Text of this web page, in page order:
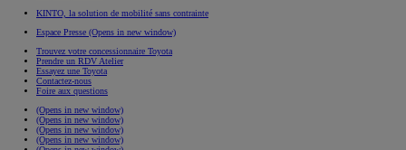
KINTO, la solution de mobilité sans contrainte
Espace Presse (Opens in new window)
Trouvez votre concessionnaire Toyota
Prendre un RDV Atelier
Essayez une Toyota
Contactez-nous
Foire aux questions
(Opens in new window)
(Opens in new window)
(Opens in new window)
(Opens in new window)